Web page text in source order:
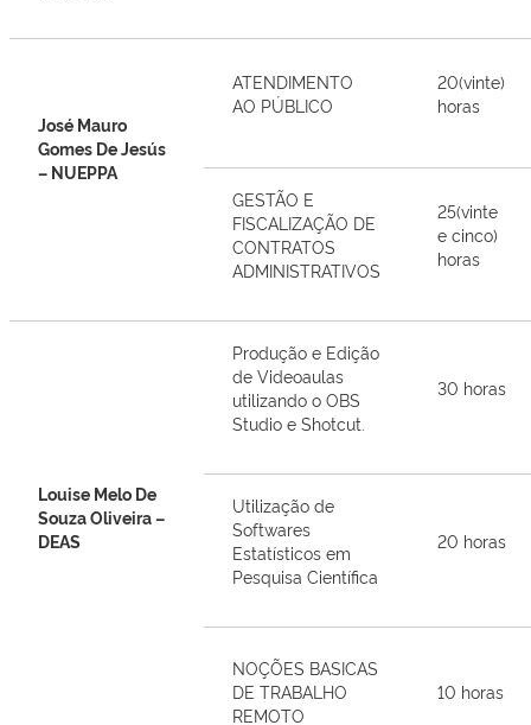
José Mauro
Gomes De Jesús
– NUEPPA
ATENDIMENTO
AO PÚBLICO
20(vinte)
horas
GESTÃO E
FISCALIZAÇÃO DE
CONTRATOS
ADMINISTRATIVOS
25(vinte
e cinco)
horas
Louise Melo De
Souza Oliveira –
DEAS
Produção e Edição
de Videoaulas
utilizando o OBS
Studio e Shotcut.
30 horas
Utilização de
Softwares
Estatísticos em
Pesquisa Científica
20 horas
NOÇÕES BASICAS
DE TRABALHO
REMOTO
10 horas